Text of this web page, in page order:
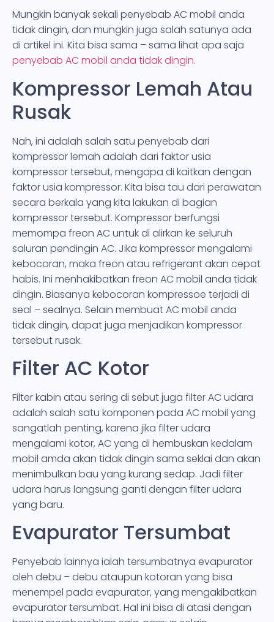
Mungkin banyak sekali penyebab AC mobil anda
tidak dingin, dan mungkin juga salah satunya ada
di artikel ini. Kita bisa sama – sama lihat apa saja
penyebab AC mobil anda tidak dingin.
Kompressor Lemah Atau
Rusak
Nah, ini adalah salah satu penyebab dari
kompressor lemah adalah dari faktor usia
kompressor tersebut, mengapa di kaitkan dengan
faktor usia kompressor. Kita bisa tau dari perawatan
secara berkala yang kita lakukan di bagian
kompressor tersebut. Kompressor berfungsi
memompa freon AC untuk di alirkan ke seluruh
saluran pendingin AC. Jika kompressor mengalami
kebocoran, maka freon atau refrigerant akan cepat
habis. Ini menhakibatkan freon AC mobil anda tidak
dingin. Biasanya kebocoran kompressoe terjadi di
seal – sealnya. Selain membuat AC mobil anda
tidak dingin, dapat juga menjadikan kompressor
tersebut rusak.
Filter AC Kotor
Filter kabin atau sering di sebut juga filter AC udara
adalah salah satu komponen pada AC mobil yang
sangatlah penting, karena jika filter udara
mengalami kotor, AC yang di hembuskan kedalam
mobil amda akan tidak dingin sama seklai dan akan
menimbulkan bau yang kurang sedap. Jadi filter
udara harus langsung ganti dengan filter udara
yang baru.
Evapurator Tersumbat
Penyebab lainnya ialah tersumbatnya evapurator
oleh debu – debu ataupun kotoran yang bisa
menempel pada evapurator, yang mengakibatkan
evapurator tersumbat. Hal ini bisa di atasi dengan